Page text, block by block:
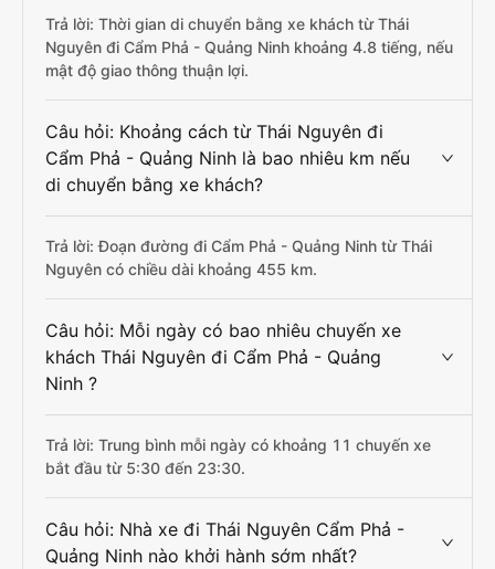
Trả lời: Thời gian di chuyển bằng xe khách từ Thái
Nguyên đi Cẩm Phả - Quảng Ninh khoảng 4.8 tiếng, nếu
mật độ giao thông thuận lợi.
Câu hỏi: Khoảng cách từ Thái Nguyên đi
Cẩm Phả - Quảng Ninh là bao nhiêu km nếu
di chuyển bằng xe khách?
Trả lời: Đoạn đường đi Cẩm Phả - Quảng Ninh từ Thái
Nguyên có chiều dài khoảng 455 km.
Câu hỏi: Mỗi ngày có bao nhiêu chuyến xe
khách Thái Nguyên đi Cẩm Phả - Quảng
Ninh ?
Trả lời: Trung bình mỗi ngày có khoảng 11 chuyến xe
bắt đầu từ 5:30 đến 23:30.
Câu hỏi: Nhà xe đi Thái Nguyên Cẩm Phả -
Quảng Ninh nào khởi hành sớm nhất?